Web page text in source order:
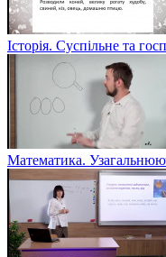
Історія. Суспільне та
Математика.